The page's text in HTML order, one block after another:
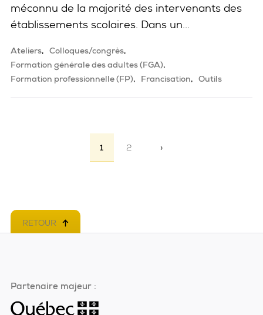
méconnu de la majorité des intervenants des
établissements scolaires. Dans un...
Ateliers
Colloques/congrès
Formation générale des adultes (FGA)
Formation professionnelle (FP)
Francisation Outils
Pagination
1 2 ›Page suivante
RETOUR EN HAUT DE PAGE
Partenaire majeur :
Ce